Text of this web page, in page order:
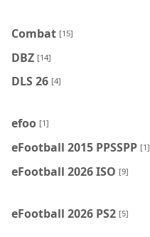
Combat [15]
DBZ [14]
DLS 26 [4]
efoo [1]
eFootball 2015 PPSSPP [1]
eFootball 2026 ISO [9]
eFootball 2026 PS2 [5]